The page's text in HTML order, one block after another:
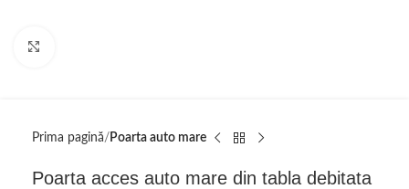
Prima pagină Poarta auto mare
Poarta acces auto mare din tabla debitata